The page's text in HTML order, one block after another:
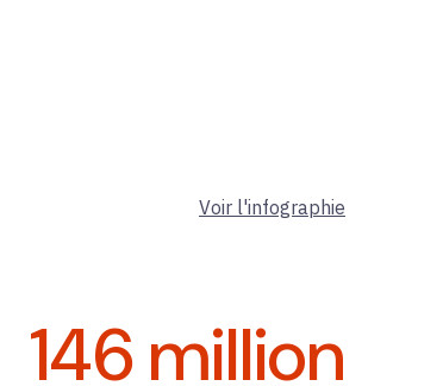
Voir l'infographie
146million